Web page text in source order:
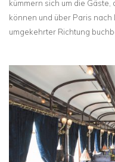
kümmern sich um die
können und über Paris nach
umgekehrter Richtung